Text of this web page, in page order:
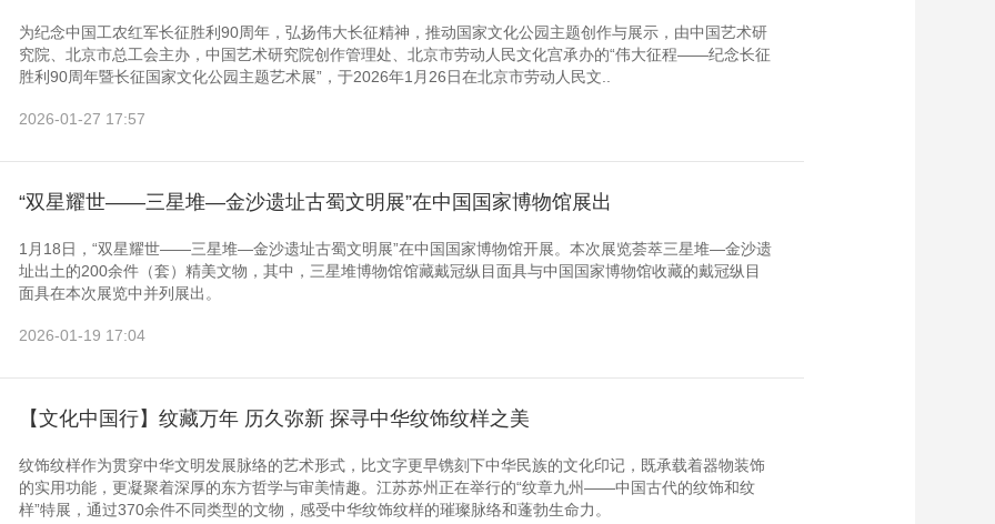
为纪念中国工农红军长征胜利90周年，弘扬伟大长征精神，推动国家文化公园主题创作与展示，由中国艺术研
究院、北京市总工会主办，中国艺术研究院创作管理处、北京市劳动人民文化宫承办的“伟大征程——纪念长征
胜利90周年暨长征国家文化公园主题艺术展”，于2026年1月26日在北京市劳动人民文..
2026-01-27 17:57
“双星耀世——三星堆—金沙遗址古蜀文明展”在中国国家博物馆展出
1月18日，“双星耀世——三星堆—金沙遗址古蜀文明展”在中国国家博物馆开展。本次展览荟萃三星堆—金沙遗
址出土的200余件（套）精美文物，其中，三星堆博物馆馆藏戴冠纵目面具与中国国家博物馆收藏的戴冠纵目
面具在本次展览中并列展出。
2026-01-19 17:04
【文化中国行】纹藏万年 历久弥新 探寻中华纹饰纹样之美
纹饰纹样作为贯穿中华文明发展脉络的艺术形式，比文字更早镌刻下中华民族的文化印记，既承载着器物装饰
的实用功能，更凝聚着深厚的东方哲学与审美情趣。江苏苏州正在举行的“纹章九州——中国古代的纹饰和纹
样”特展，通过370余件不同类型的文物，感受中华纹饰纹样的璀璨脉络和蓬勃生命力。